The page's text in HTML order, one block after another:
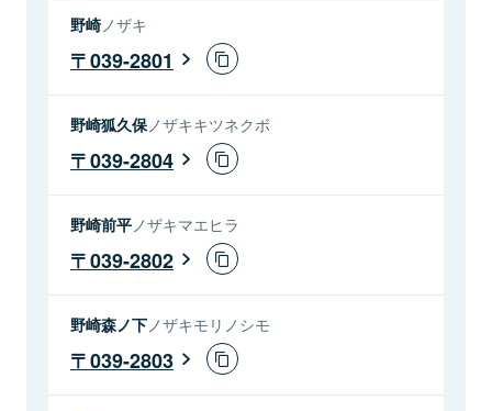
野崎ノザキ
039-2801
野崎狐久保 ノザキキツネクボ
039-2804
野崎前平 ノザキマエヒラ
039-2802
野崎森ノ下 ノザキモリノシモ
039-2803